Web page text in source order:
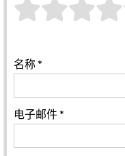
名称*
电子邮件*